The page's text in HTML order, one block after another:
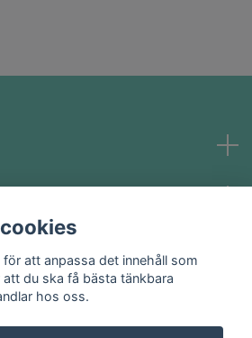
att anpassa det innehåll som
du ska få bästa tänkbara
hos oss.